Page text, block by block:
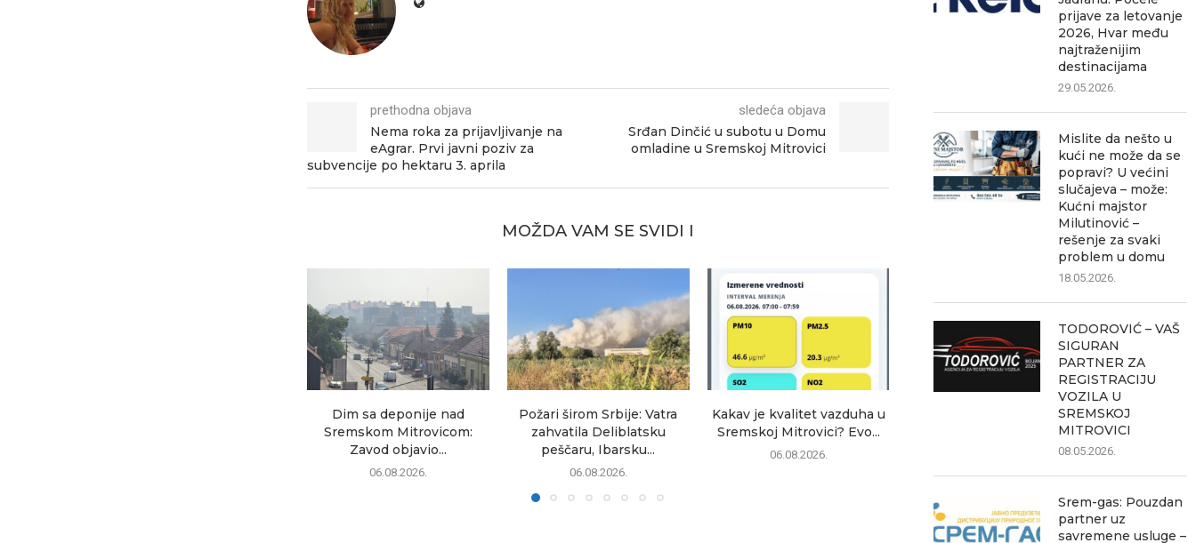
prethodna objava
Nema roka za prijavljivanje na
eAgrar. Prvi javni poziv za
subvencije po hektaru 3. aprila
sledeća objava
Srđan Dinčić u subotu u Domu
omladine u Sremskoj Mitrovici
MOŽDA VAM SE SVIDI I
Dim sa deponije nad
Sremskom Mitrovicom:
Zavod objavio...
06.08.2026.
Požari širom Srbije: Vatra
zahvatila Deliblatsku
peščaru, Ibarsku...
06.08.2026.
Kakav je kvalitet vazduha u
Sremskoj Mitrovici? Evo...
06.08.2026.
Avgust u Sremskoj Mitrovici
donosi četiri velika
POŽAR NA
prijave za letovanje
2026, Hvar među
najtraženijim
destinacijama
29.05.2026.
Mislite da nešto u
kući ne može da se
popravi? U većini
slučajeva – može:
Kućni majstor
Milutinović –
rešenje za svaki
problem u domu
18.05.2026.
TODOROVIĆ – VAŠ
SIGURAN
PARTNER ZA
REGISTRACIJU
VOZILA U
SREMSKOJ
MITROVICI
08.05.2026.
Srem-gas: Pouzdan
partner uz
savremene usluge –